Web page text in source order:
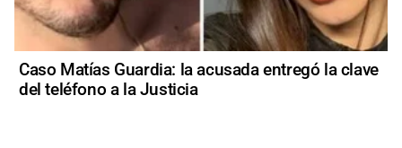
Caso Matías Guardia: la acusada entregó la clave
del teléfono a la Justicia